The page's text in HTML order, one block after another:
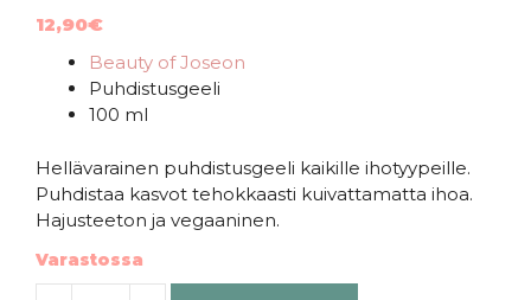
5.005:stä
12,90€
Beauty of Joseon
Puhdistusgeeli
100 ml
Hellävarainen puhdistusgeeli kaikille ihotyypeille.
Puhdistaa kasvot tehokkaasti kuivattamatta ihoa.
Hajusteeton ja vegaaninen.
Varastossa